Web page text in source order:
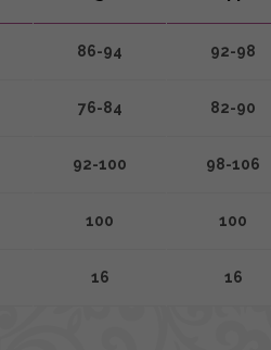
86-94 92-98
76-84 82-90
92-100 98-106
100 100
16 16